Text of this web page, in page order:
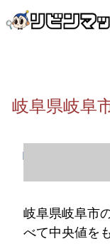
岐阜県岐阜
岐阜県岐阜
岐阜県岐阜市
べて中央値を